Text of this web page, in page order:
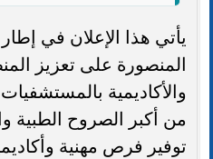
يأتي هذا الإعلان في
المنصورة على تعزيز
والأكاديمية
من أكبر الصروح الطبية
توفير فرص مهنية